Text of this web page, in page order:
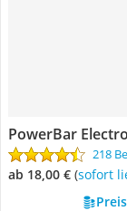
PowerBar
218
ab 18,00 € ( Sofort